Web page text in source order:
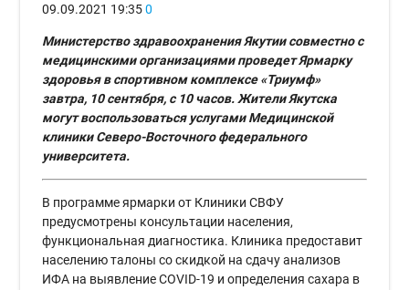
09.09.2021 19:35 0
Министерство здравоохранения Якутии совместно с
медицинскими организациями проведет Ярмарку
здоровья в спортивном комплексе «Триумф»
завтра, 10 сентября, с 10 часов. Жители Якутска
могут воспользоваться услугами Медицинской
клиники Северо-Восточного федерального
университета.
В программе ярмарки от Клиники СВФУ
предусмотрены консультации населения,
функциональная диагностика. Клиника предоставит
населению талоны со скидкой на сдачу анализов
ИФА на выявление COVID-19 и определения сахара в